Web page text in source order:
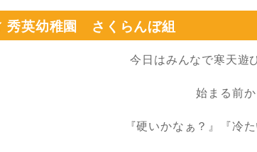
秀英幼稚園 さくらんぼ組
今日はみんなで寒天遊
始まる前か
『硬いかなぁ？』『冷